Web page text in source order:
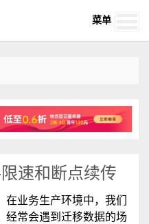
菜单
速和断点续传
在业务生产环境中，我们
经常会遇到迁移数据的场